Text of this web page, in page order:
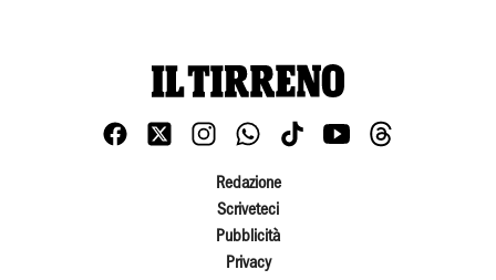
Redazione
Scriveteci
Pubblicità
Privacy